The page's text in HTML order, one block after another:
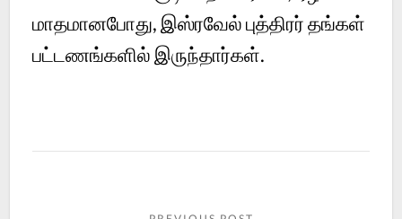
மாதமானபோது, இஸ்ரவேல் புத்திரர் தங்கள்
பட்டணங்களில் இருந்தார்கள்.